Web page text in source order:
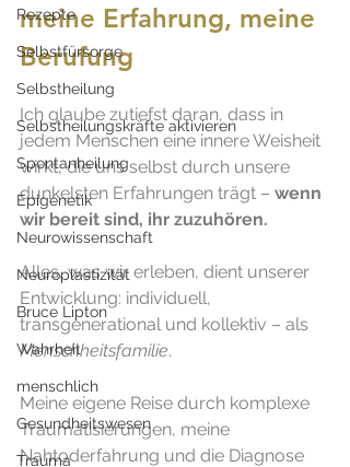
Rezepte
Selbstfürsorge
Selbstheilung
Selbstheilungskräfte aktivieren
Spontanheilung
Epigenetik
Neurowissenschaft
Neuroplastizität
Bruce Lipton
Wahrheit
menschlich
Gesundheitswesen
Trauma
meine Erfahrung, meine
Berufung
Ich glaube zutiefst daran, dass in
jedem Menschen eine innere Weisheit
wirkt, die uns selbst durch unsere
dunkelsten Erfahrungen trägt – wenn
wir bereit sind, ihr zuzuhören.
Alles, was wir erleben, dient unserer
Entwicklung: individuell,
transgenerational und kollektiv – als
Menschheitsfamilie.
Meine eigene Reise durch komplexe
Traumatisierungen, meine
Nahtoderfahrung und die Diagnose